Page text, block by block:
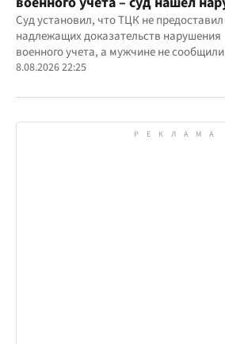
действиях ТЦК
Суд установил, что ТЦК не предоставил
надлежащих доказательств нарушения
военного учета, а мужчине не сообщили
должным образом о дате и месте
8.08.2026 22:25